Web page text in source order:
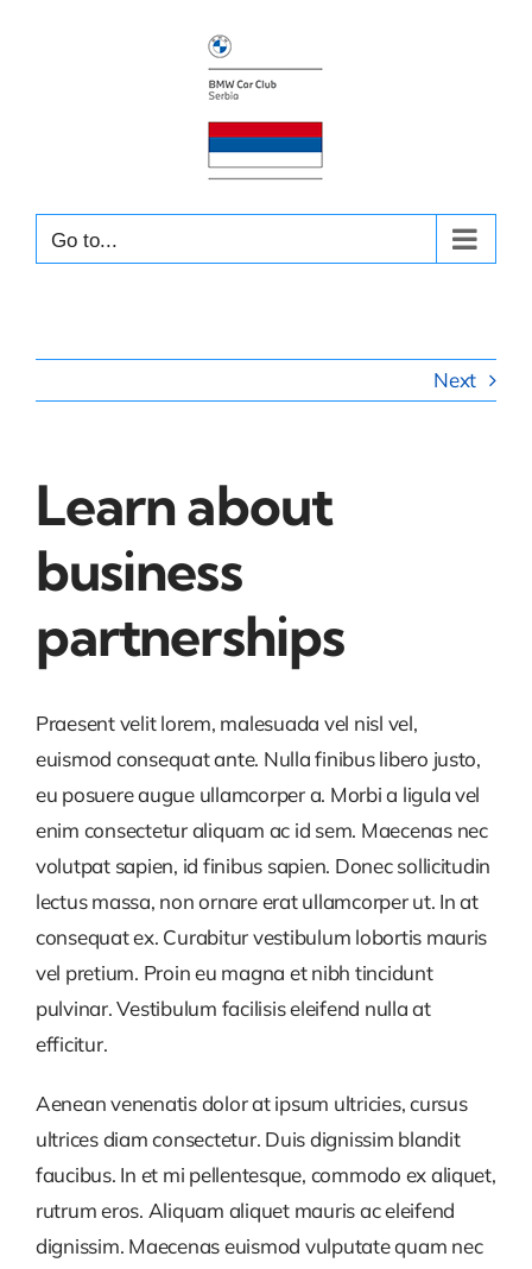
Go to...
Next
Learn about
business
partnerships
Praesent velit lorem, malesuada vel nisl vel,
euismod consequat ante. Nulla finibus libero justo,
eu posuere augue ullamcorper a. Morbi a ligula vel
enim consectetur aliquam ac id sem. Maecenas nec
volutpat sapien, id finibus sapien. Donec sollicitudin
lectus massa, non ornare erat ullamcorper ut. In at
consequat ex. Curabitur vestibulum lobortis mauris
vel pretium. Proin eu magna et nibh tincidunt
pulvinar. Vestibulum facilisis eleifend nulla at
efficitur.
Aenean venenatis dolor at ipsum ultricies, cursus
ultrices diam consectetur. Duis dignissim blandit
faucibus. In et mi pellentesque, commodo ex aliquet,
rutrum eros. Aliquam aliquet mauris ac eleifend
dignissim. Maecenas euismod vulputate quam nec